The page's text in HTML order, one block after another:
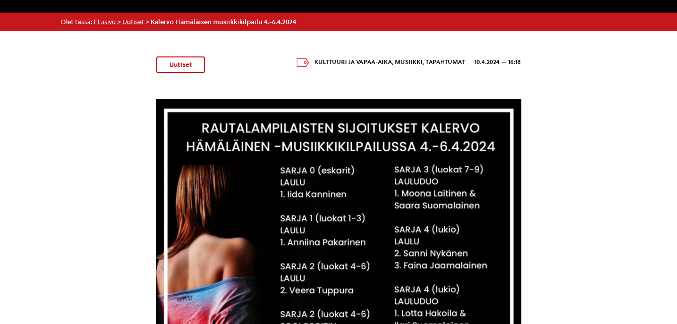
Olet tässä: Etusivu > Uutiset> Kalervo Hämäläisen musiikkikilpailu 4.-6.4.2024
Uutiset KULTTUURI JA VAPAA-AIKA, MUSIIKKI,TAPAHTUMAT 10.4.2024 — 16:18